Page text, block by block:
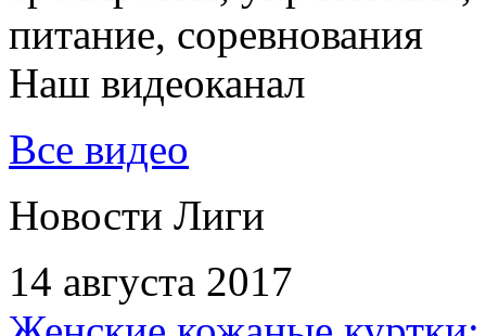
Наш видеоканал
Все видео
Новости Лиги
14 августа 2017